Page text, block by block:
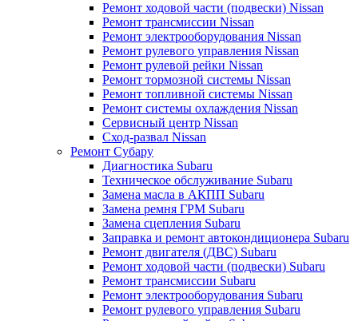
Ремонт ходовой части (подвески) Nissan
Ремонт трансмиссии Nissan
Ремонт электрооборудования Nissan
Ремонт рулевого управления Nissan
Ремонт рулевой рейки Nissan
Ремонт тормозной системы Nissan
Ремонт топливной системы Nissan
Ремонт системы охлаждения Nissan
Сервисный центр Nissan
Сход-развал Nissan
Ремонт Субару
Диагностика Subaru
Техническое обслуживание Subaru
Замена масла в АКПП Subaru
Замена ремня ГРМ Subaru
Замена сцепления Subaru
Заправка и ремонт автокондиционера Subaru
Ремонт двигателя (ДВС) Subaru
Ремонт ходовой части (подвески) Subaru
Ремонт трансмиссии Subaru
Ремонт электрооборудования Subaru
Ремонт рулевого управления Subaru